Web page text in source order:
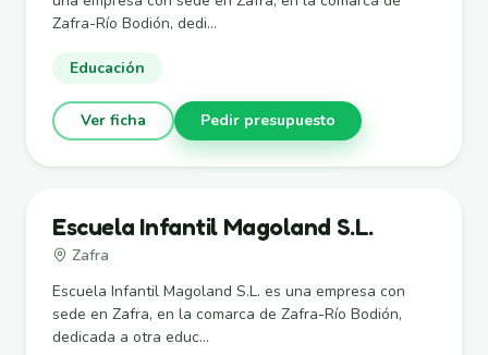
Zafra-Río Bodión, dedi...
Educación
Ver ficha Pedir presupuesto
Escuela Infantil Magoland S.L.
Zafra
Escuela Infantil Magoland S.L. es una empresa con
sede en Zafra, en la comarca de Zafra-Río Bodión,
dedicada a otra educ...